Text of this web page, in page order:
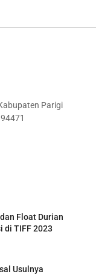
Parigi
Float Durian
di TIFF 2023
Usulnya